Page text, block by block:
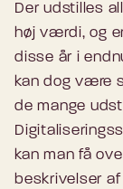
Der udstilles
høj værdi, og
disse år i
kan dog være
de mange
kan man få
beskrivelser